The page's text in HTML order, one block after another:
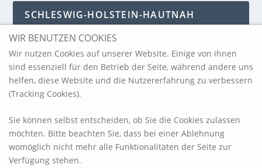
SCHLESWIG-HOLSTEIN-HAUTNAH
Schleswig-Holstein-Hautnah
ARCHIV
WIR BENUTZEN COOKIES
Wir nutzen Cookies auf unserer Website. Einige von ihnen
sind essenziell für den Betrieb der Seite, während andere uns
helfen, diese Website und die Nutzererfahrung zu verbessern
(Tracking Cookies).
Sie können selbst entscheiden, ob Sie die Cookies zulassen
möchten. Bitte beachten Sie, dass bei einer Ablehnung
womöglich nicht mehr alle Funktionalitäten der Seite zur
Verfügung stehen.